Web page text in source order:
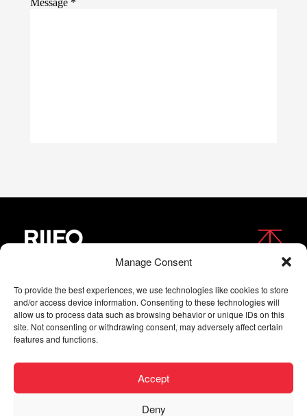
Manage Consent
To provide the best experiences, we use technologies like cookies to store
and/or access device information. Consenting to these technologies will
allow us to process data such as browsing behavior or unique IDs on this
site. Not consenting or withdrawing consent, may adversely affect certain
features and functions.
Accept
Deny
FOLLOW US